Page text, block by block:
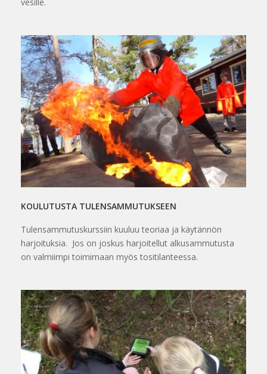
KOULUTUSTA TULENSAMMUTUKSEEN
Tulensammutuskurssiin kuuluu teoriaa ja käytännön
harjoituksia. Jos on joskus harjoitellut alkusammutusta
on valmiimpi toimimaan myös tositilanteessa.